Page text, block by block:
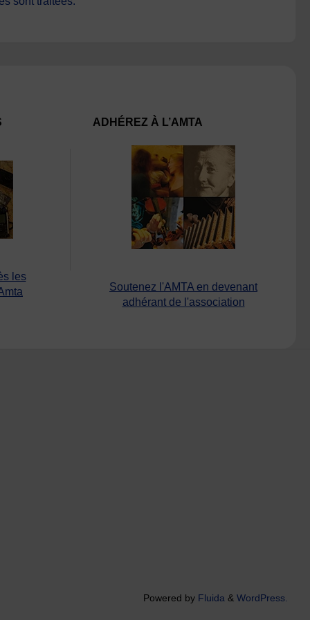
les
ADHÉREZ À L’AMTA
Soutenez l'AMTA en devenant
adhérant de l'association
Powered by Fluida & WordPress.